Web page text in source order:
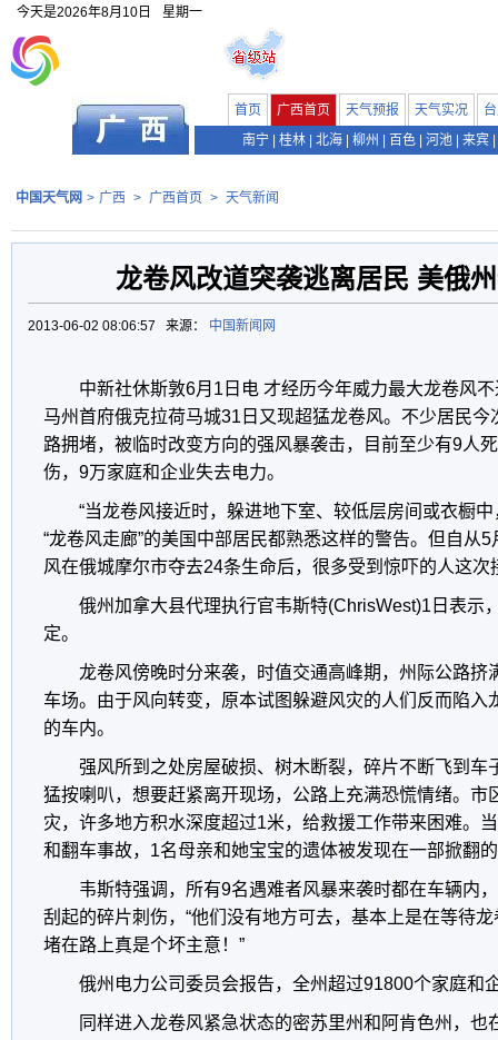
今天是2026年8月10日 星期一
首页 广西首页 天气预报 天气实况
南宁
桂林 北海 柳州 百色 河池 来宾
中国天气网 > 广西 > 广西首页 > 天气新闻
龙卷风改道突袭逃离居民 美俄
2013-06-02 08:06:57 来源： 中国新闻网
中新社休斯敦6月1日电 才经历今年威力最大龙卷风
马州首府俄克拉荷马城31日又现超猛龙卷风。不少居民
路拥堵，被临时改变方向的强风暴袭击，目前至少有9人
伤，9万家庭和企业失去电力。
“当龙卷风接近时，躲进地下室、较低层房间或衣橱
“龙卷风走廊”的美国中部居民都熟悉这样的警告。但自从
风在俄城摩尔市夺去24条生命后，很多受到惊吓的人这
俄州加拿大县代理执行官韦斯特(ChrisWest)1日表示
定。
龙卷风傍晚时分来袭，时值交通高峰期，州际公路挤
车场。由于风向转变，原本试图躲避风灾的人们反而陷入
的车内。
强风所到之处房屋破损、树木断裂，碎片不断飞到车
猛按喇叭，想要赶紧离开现场，公路上充满恐慌情绪。市
灾，许多地方积水深度超过1米，给救援工作带来困难。
和翻车事故，1名母亲和她宝宝的遗体被发现在一部掀翻
韦斯特强调，所有9名遇难者风暴来袭时都在车辆内
刮起的碎片刺伤，“他们没有地方可去，基本上是在等待
堵在路上真是个坏主意！”
俄州电力公司委员会报告，全州超过91800个家庭和
同样进入龙卷风紧急状态的密苏里州和阿肯色州，也